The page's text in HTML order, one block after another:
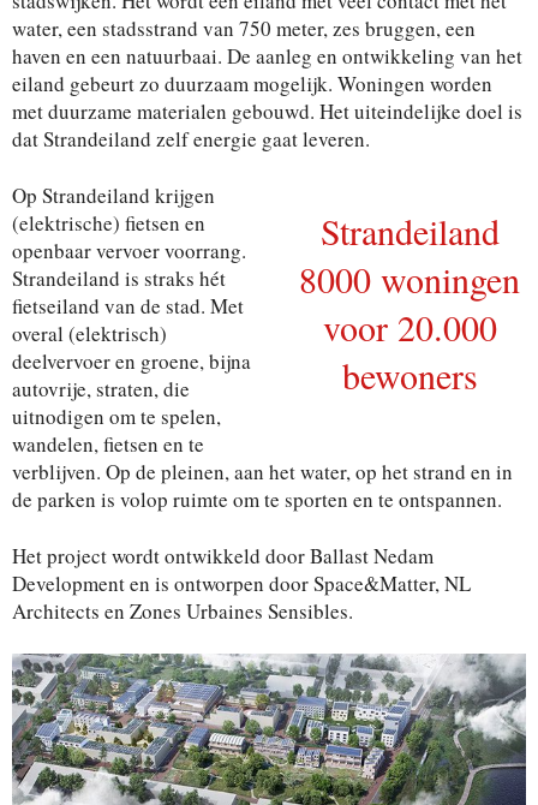
water, een stadsstrand van 750 meter, zes bruggen, een
haven en een natuurbaai. De aanleg en ontwikkeling van het
eiland gebeurt zo duurzaam mogelijk. Woningen worden
met duurzame materialen gebouwd. Het uiteindelijke doel is
dat Strandeiland zelf energie gaat leveren.
Strandeiland
8000 woningen
voor 20.000
bewoners
Op Strandeiland krijgen
(elektrische) fietsen en
openbaar vervoer voorrang.
Strandeiland is straks hét
fietseiland van de stad. Met
overal (elektrisch)
deelvervoer en groene, bijna
autovrije, straten, die
uitnodigen om te spelen,
wandelen, fietsen en te
verblijven. Op de pleinen, aan het water, op het strand en in
de parken is volop ruimte om te sporten en te ontspannen.
Het project wordt ontwikkeld door Ballast Nedam
Development en is ontworpen door Space&Matter, NL
Architects en Zones Urbaines Sensibles.